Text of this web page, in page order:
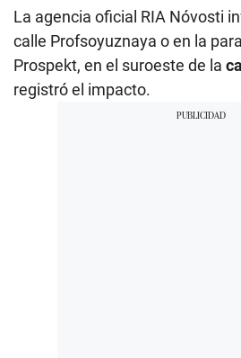
La agencia oficial RIA Nóvosti
calle Profsoyuznaya o en la
Prospekt, en el suroeste de la
registró el impacto.